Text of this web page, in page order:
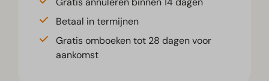
Betaal in termijnen
Gratis omboeken tot 28 dagen voor
aankomst